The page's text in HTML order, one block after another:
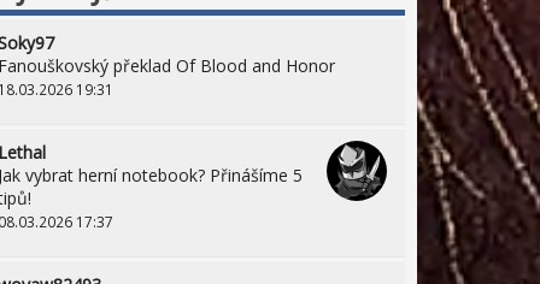
překlad Of Blood and Honor
19:31
vybrat herní notebook? Přinášíme 5
17:37